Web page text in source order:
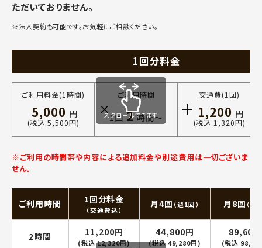
ただいておりません。
※法人契約も可能です。お気軽にご相談ください。
1回分料金
ご利用料金(1時間)
5,000 円
(税込 5,500円)
ご利用時間
1回 2 時間〜
交通費(1回)
1,200 円
(税込 1,320円)
スクロールできます
※ご利用の時間帯や内容による追加料金や別途費用は一切ございま
せん。
ご利用時間 1回分料金
（交通費込）
月4回 （週1回） 月8回 （週
2時間 11,200円
(税込 12,320円)
44,800円
(税込 49,280円)
89,600
(税込